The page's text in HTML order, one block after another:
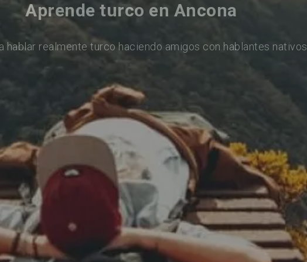
Aprende turco en Ancona
hablar realmente turco haciendo amigos con hablantes nativos